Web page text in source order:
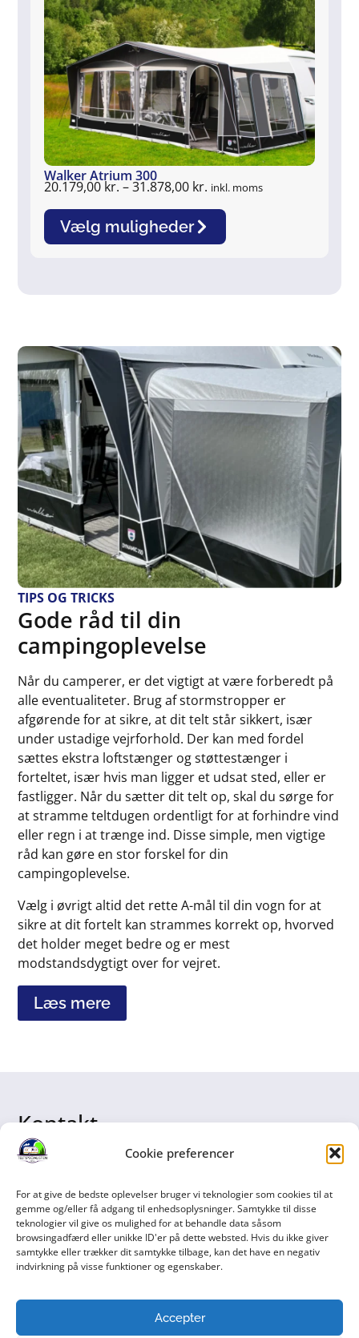
Cookie preferencer
For at give de bedste oplevelser bruger vi teknologier som cookies til at
gemme og/eller få adgang til enhedsoplysninger. Samtykke til disse
teknologier vil give os mulighed for at behandle data såsom
browsingadfærd eller unikke ID'er på dette websted. Hvis du ikke giver
samtykke eller trækker dit samtykke tilbage, kan det have en negativ
indvirkning på visse funktioner og egenskaber.
Accepter
Walker Atrium 300
20.179,00 kr. –31.878,00 kr. inkl. moms
Vælg muligheder
TIPS OG TRICKS
Gode råd til din
campingoplevelse
Når du camperer, er det vigtigt at være forberedt på
alle eventualiteter. Brug af stormstropper er
afgørende for at sikre, at dit telt står sikkert, især
under ustadige vejrforhold. Der kan med fordel
sættes ekstra loftstænger og støttestænger i
forteltet, især hvis man ligger et udsat sted, eller er
fastligger. Når du sætter dit telt op, skal du sørge for
at stramme teltdugen ordentligt for at forhindre vind
eller regn i at trænge ind. Disse simple, men vigtige
råd kan gøre en stor forskel for din
campingoplevelse.
Vælg i øvrigt altid det rette A-mål til din vogn for at
sikre at dit fortelt kan strammes korrekt op, hvorved
det holder meget bedre og er mest
modstandsdygtigt over for vejret.
Læs mere
Kontakt
info@teltspecialisten.dk
7470 Karup
CVR: 44740907
Info